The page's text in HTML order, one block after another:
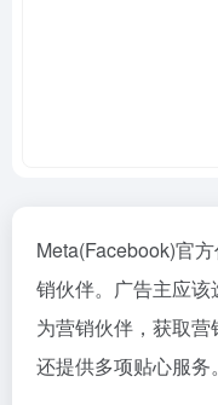
Meta(Facebook)官
销伙伴。广告主应
为营销伙伴，获取
还提供多项贴心服务。